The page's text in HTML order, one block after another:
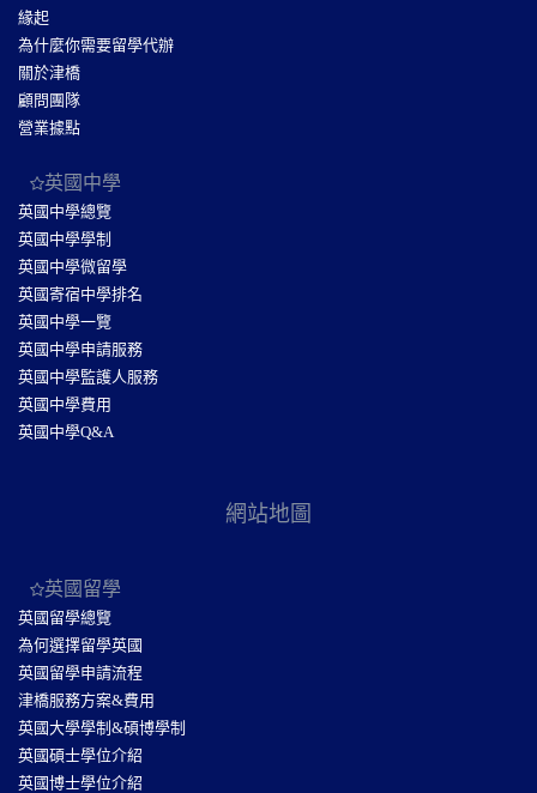
緣起
為什麼你需要留學代辦
關於津橋
顧問團隊
營業據點
英國中學
英國中學總覽
英國中學學制
英國中學微留學
英國寄宿中學排名
英國中學一覽
英國中學申請服務
英國中學監護人服務
英國中學費用
英國中學Q&A
網站地圖
英國留學
英國留學總覽
為何選擇留學英國
英國留學申請流程
津橋服務方案&費用
英國大學學制&碩博學制
英國碩士學位介紹
英國博士學位介紹